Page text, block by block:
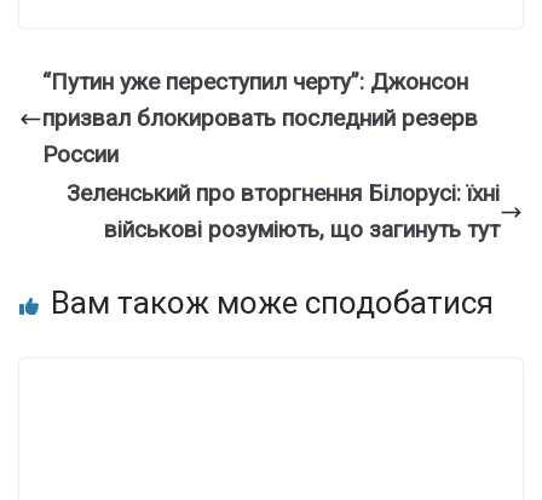
“Путин уже переступил черту”: Джонсон
призвал блокировать последний резерв
России
Зеленський про вторгнення Білорусі: їхні
військові розуміють, що загинуть тут
Вам також може сподобатися